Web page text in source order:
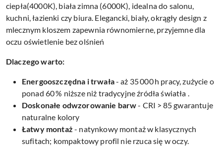
ciepła(4000K), biała zimna (6000K), idealna do salonu,
kuchni, łazienki czy biura. Elegancki, biały, okrągły design z
mlecznym kloszem zapewnia równomierne, przyjemne dla
oczu oświetlenie bez olśnień
Dlaczego warto:
Energooszczędna i trwała- aż 35 000 h pracy, zużycie o
ponad 60 % niższe niż tradycyjne źródła światła .
Doskonałe odwzorowanie barw- CRI > 85 gwarantuje
naturalne kolory
Łatwy montaż - natynkowy montaż w klasycznych
sufitach; kompaktowy profil nie rzuca się w oczy.